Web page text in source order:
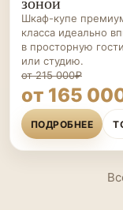
Шкаф-купе
класса идеально
в просторную
или студию.
от 215 000₽
от 165
ПОДРОБНЕЕ